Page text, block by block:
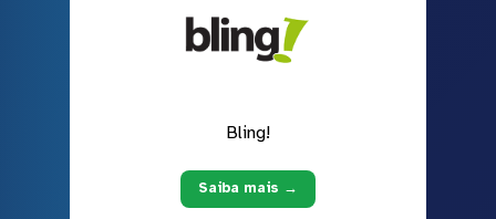
Bling!
Saiba mais →